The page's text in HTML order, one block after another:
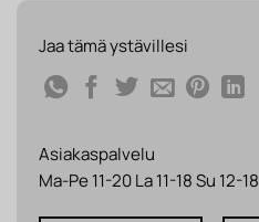
Jaa tämä ystävillesi
Asiakaspalvelu
Ma-Pe 11-20 La 11-18 Su 12-18